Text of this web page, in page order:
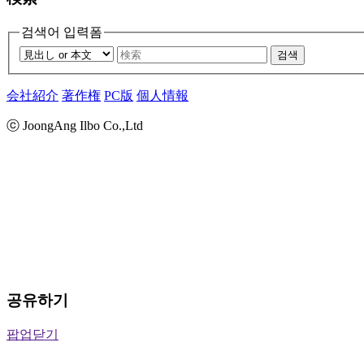
검색어 입력폼
검색
会社紹介 著作権 PC版 個人情報
ⓒ JoongAng Ilbo Co.,Ltd
공유하기
팝업닫기